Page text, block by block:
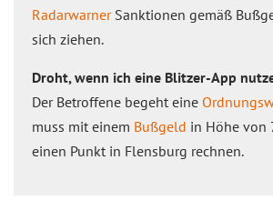
RadarwarnerSanktionen gemäß
sich ziehen.
Droht, wenn ich eine Blitzer-App
Der Betroffene begeht eine
muss mit einem Bußgeld in Höhe von
einen Punkt in Flensburg rechnen.